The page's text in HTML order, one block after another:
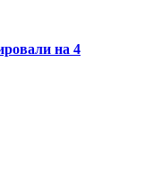
на 4